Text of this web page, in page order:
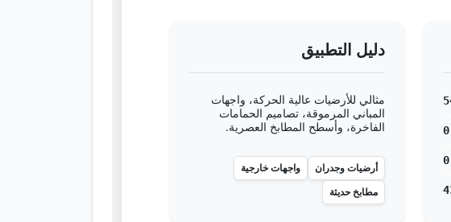
دليل التطبيق
مثالي للأرضيات عالية الحركة، واجهات
المباني المرموقة، تصاميم الحمامات
الفاخرة، وأسطح المطابخ العصرية.
أرضيات وجدران
واجهات خارجية
مطابخ حديثة